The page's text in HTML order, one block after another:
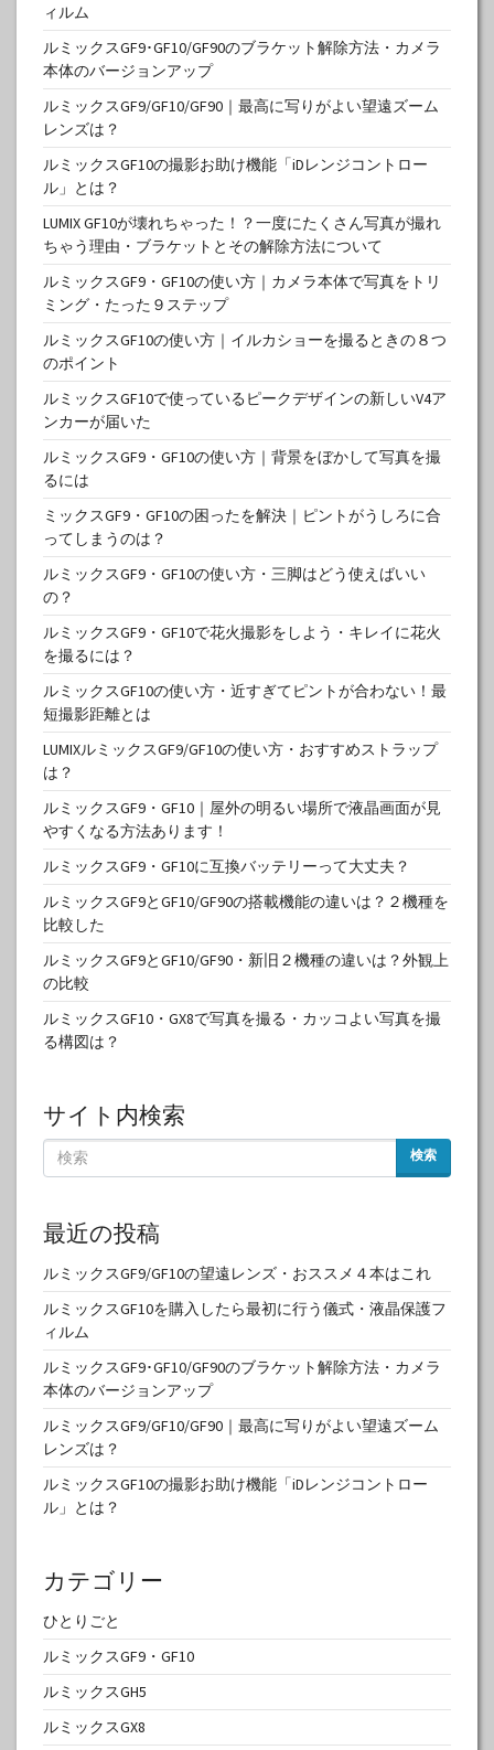
ィルム
ルミックスGF9･GF10/GF90のブラケット解除方法・カメラ
本体のバージョンアップ
ルミックスGF9/GF10/GF90｜最高に写りがよい望遠ズーム
レンズは？
ルミックスGF10の撮影お助け機能「iDレンジコントロー
ル」とは？
LUMIX GF10が壊れちゃった！？一度にたくさん写真が撮れ
ちゃう理由・ブラケットとその解除方法について
ルミックスGF9・GF10の使い方｜カメラ本体で写真をトリ
ミング・たった９ステップ
ルミックスGF10の使い方｜イルカショーを撮るときの８つ
のポイント
ルミックスGF10で使っているピークデザインの新しいV4ア
ンカーが届いた
ルミックスGF9・GF10の使い方｜背景をぼかして写真を撮
るには
ミックスGF9・GF10の困ったを解決｜ピントがうしろに合
ってしまうのは？
ルミックスGF9・GF10の使い方・三脚はどう使えばいい
の？
ルミックスGF9・GF10で花火撮影をしよう・キレイに花火
を撮るには？
ルミックスGF10の使い方・近すぎてピントが合わない！最
短撮影距離とは
LUMIXルミックスGF9/GF10の使い方・おすすめストラップ
は？
ルミックスGF9・GF10｜屋外の明るい場所で液晶画面が見
やすくなる方法あります！
ルミックスGF9・GF10に互換バッテリーって大丈夫？
ルミックスGF9とGF10/GF90の搭載機能の違いは？２機種を
比較した
ルミックスGF9とGF10/GF90・新旧２機種の違いは？外観上
の比較
ルミックスGF10・GX8で写真を撮る・カッコよい写真を撮
る構図は？
サイト内検索
検索
最近の投稿
ルミックスGF9/GF10の望遠レンズ・おススメ４本はこれ
ルミックスGF10を購入したら最初に行う儀式・液晶保護フ
ィルム
ルミックスGF9･GF10/GF90のブラケット解除方法・カメラ
本体のバージョンアップ
ルミックスGF9/GF10/GF90｜最高に写りがよい望遠ズーム
レンズは？
ルミックスGF10の撮影お助け機能「iDレンジコントロー
ル」とは？
カテゴリー
ひとりごと
ルミックスGF9・GF10
ルミックスGH5
ルミックスGX8